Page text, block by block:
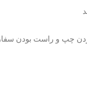
چپ و راست بودن